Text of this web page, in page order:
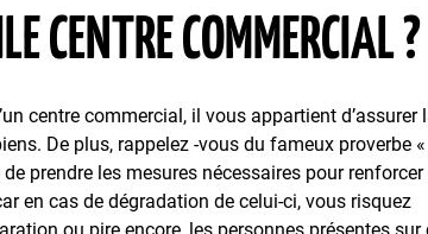
CENTRE COMMERCIAL ?
centre commercial, il vous appartient d’assurer
De plus, rappelez -vous du fameux proverbe «
prendre les mesures nécessaires pour renforcer
en cas de dégradation de celui-ci, vous risquez